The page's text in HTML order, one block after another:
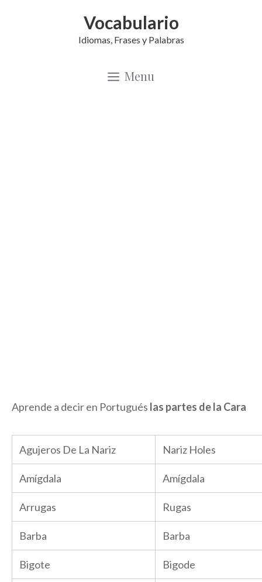
Vocabulario
Idiomas, Frases y Palabras
Menu
Aprende a decir en Portugués las partes de la Cara
Agujeros De La Nariz Nariz Holes
Amígdala Amígdala
Arrugas Rugas
Barba Barba
Bigote Bigode